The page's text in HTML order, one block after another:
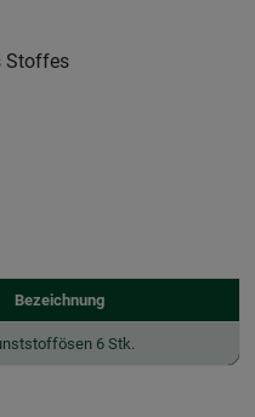
Stoffes
Bezeichnung
6 Stk.